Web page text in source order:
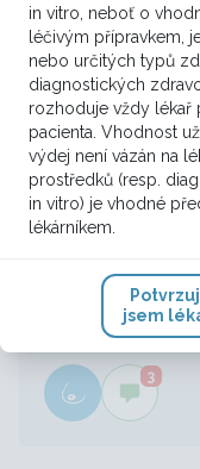
Onkolog,
karcinomu
Pacientka P.Š
diagnostikovaný
invazivní
axilárních uzlin,
3
in vitro, neboť o
léčivým přípravkem,
nebo určitých typů
diagnostických
rozhoduje vždy lékař
pacienta. Vhodnost
výdej není vázán na
prostředků (resp.
in vitro) je vhodné
lékárníkem.
jsem